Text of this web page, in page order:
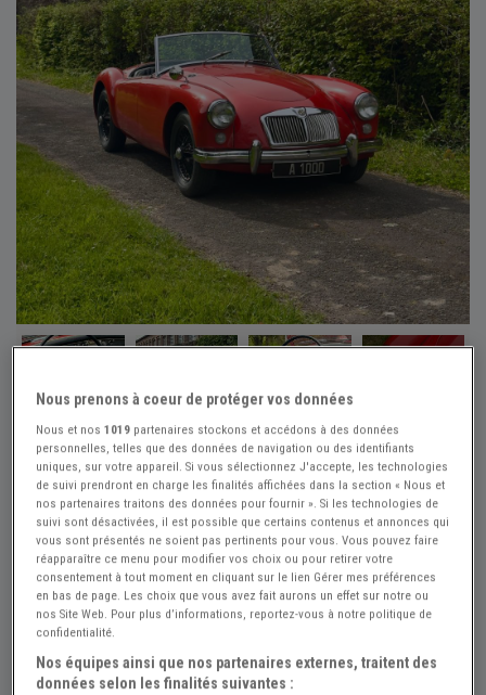
Réf : A807033 Actualisée le : 02/08/2026
MG MGA 1500 - 1959
Créer une alerte MG MGA
23 990 €
Atelier des 1000 PRO
Eure (27) - GLOS-SUR-RISLE (27290)
Voir sur la carte
Nous prenons à coeur de protéger vos données
Nous et nos1019 partenaires stockons et accédons à des données
personnelles, telles que des données de navigation ou des identifiants
uniques, sur votre appareil. Si vous sélectionnez J'accepte, les technologies
de suivi prendront en charge les finalités affichées dans la section « Nous et
nos partenaires traitons des données pour fournir ». Si les technologies de
suivi sont désactivées, il est possible que certains contenus et annonces qui
vous sont présentés ne soient pas pertinents pour vous. Vous pouvez faire
réapparaître ce menu pour modifier vos choix ou pour retirer votre
consentement à tout moment en cliquant sur le lien Gérer mes préférences
en bas de page. Les choix que vous avez fait aurons un effet sur notre ou
nos Site Web. Pour plus d’informations, reportez-vous à notre politique de
confidentialité.
Nos équipes ainsi que nos partenaires externes, traitent des
données selon les finalités suivantes :